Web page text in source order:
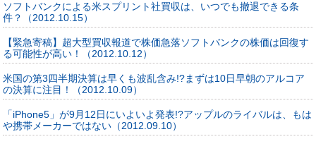
ソフトバンクによる米スプリント社買収は、いつでも撤退できる条
件？（2012.10.15）
【緊急寄稿】超大型買収報道で株価急落ソフトバンクの株価は回復す
る可能性が高い！（2012.10.12）
米国の第3四半期決算は早くも波乱含み!?まずは10日早朝のアルコア
の決算に注目！（2012.10.09）
「iPhone5」が9月12日にいよいよ発表!?アップルのライバルは、もは
や携帯メーカーではない（2012.09.10）